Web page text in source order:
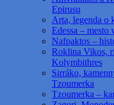
Epirusu
Arta, legenda o
Edessa – mesto
Nafpaktos –
Roklina Vikos,
Kolymbithres
Sirráko,
Tzoumerka
Tzoumerka –